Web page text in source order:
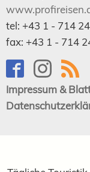
tel: +43 1 - 714
fax: +43 1 - 714
Impressum &